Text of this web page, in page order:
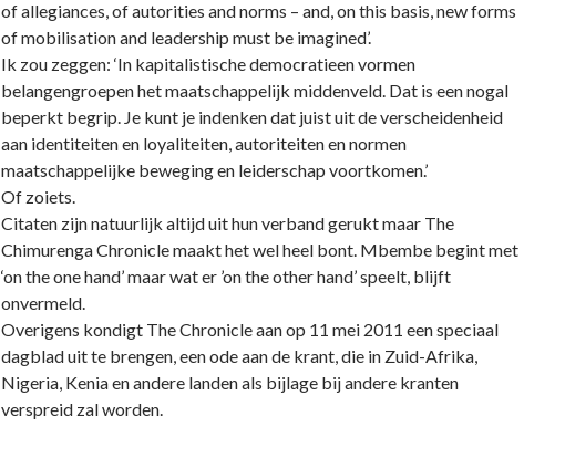
of allegiances, of autorities and norms – and, on this basis, new forms
of mobilisation and leadership must be imagined’.
Ik zou zeggen: ‘In kapitalistische democratieen vormen
belangengroepen het maatschappelijk middenveld. Dat is een nogal
beperkt begrip. Je kunt je indenken dat juist uit de verscheidenheid
aan identiteiten en loyaliteiten, autoriteiten en normen
maatschappelijke beweging en leiderschap voortkomen.’
Of zoiets.
Citaten zijn natuurlijk altijd uit hun verband gerukt maar The
Chimurenga Chronicle maakt het wel heel bont. Mbembe begint met
‘on the one hand’ maar wat er ’on the other hand’ speelt, blijft
onvermeld.
Overigens kondigt The Chronicle aan op 11 mei 2011 een speciaal
dagblad uit te brengen, een ode aan de krant, die in Zuid-Afrika,
Nigeria, Kenia en andere landen als bijlage bij andere kranten
verspreid zal worden.